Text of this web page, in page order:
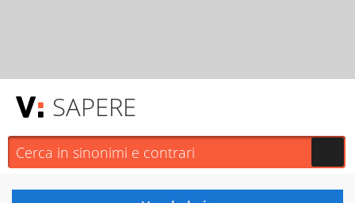
SAPERE